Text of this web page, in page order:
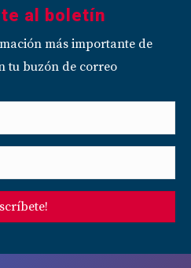
al boletín
más importante de
tu buzón de correo